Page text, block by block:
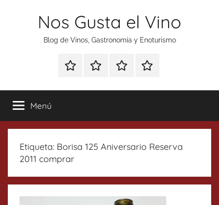
Nos Gusta el Vino
Blog de Vinos, Gastronomía y Enoturismo
Especial
Tonics
Enoturismo
Gastronomía
RankingContacto
Menú
Etiqueta: Borisa 125 Aniversario Reserva
2011 comprar